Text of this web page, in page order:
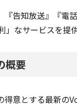
『告知放送』『電
なサービスを提
概要
意とする最新の